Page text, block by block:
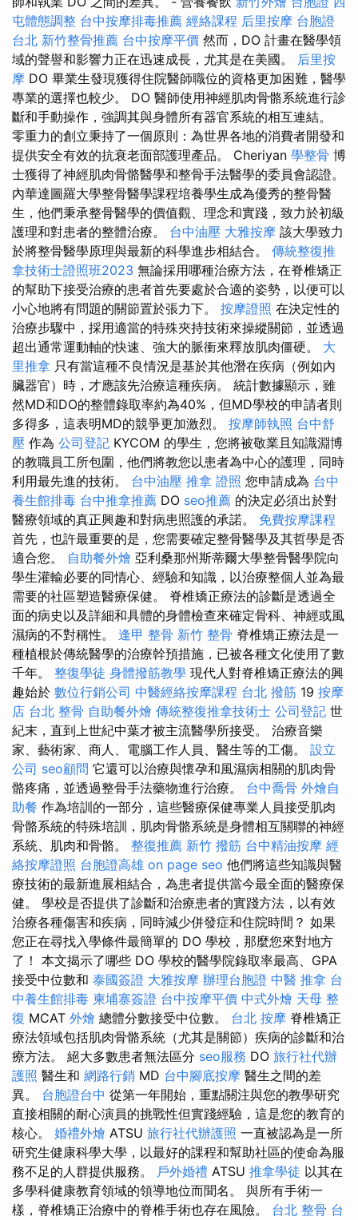
屯體態調整 台中按摩排毒推薦 經絡課程 后里按摩 台胞證
台北 新竹整骨推薦 台中按摩平價 然而，DO 計畫在醫學領
域的聲譽和影響力正在迅速成長，尤其是在美國。 后里按
摩 DO 畢業生發現獲得住院醫師職位的資格更加困難，醫學
專業的選擇也較少。 DO 醫師使用神經肌肉骨骼系統進行診
斷和手動操作，強調其與身體所有器官系統的相互連結。
零重力的創立秉持了一個原則：為世界各地的消費者開發和
提供安全有效的抗衰老面部護理產品。 Cheriyan 學整骨 博
士獲得了神經肌肉骨骼醫學和整骨手法醫學的委員會認證。
內華達圖羅大學整骨醫學課程培養學生成為優秀的整骨醫
生，他們秉承整骨醫學的價值觀、理念和實踐，致力於初級
護理和對患者的整體治療。 台中油壓 大雅按摩 該大學致力
於將整骨醫學原理與最新的科學進步相結合。 傳統整復推
拿技術士證照班2023 無論採用哪種治療方法，在脊椎矯正
的幫助下接受治療的患者首先要處於合適的姿勢，以便可以
小心地將有問題的關節置於張力下。 按摩證照 在決定性的
治療步驟中，採用適當的特殊夾持技術來操縱關節，並透過
超出通常運動軸的快速、強大的脈衝來釋放肌肉僵硬。 大
里推拿 只有當這種不良情況是基於其他潛在疾病（例如內
臟器官）時，才應該先治療這種疾病。 統計數據顯示，雖
然MD和DO的整體錄取率約為40%，但MD學校的申請者則
多得多，這表明MD的競爭更加激烈。 按摩師執照 台中舒
壓 作為 公司登記 KYCOM 的學生，您將被敬業且知識淵博
的教職員工所包圍，他們將教您以患者為中心的護理，同時
利用最先進的技術。 台中油壓 推拿 證照 您申請成為 台中
養生館排毒 台中推拿推薦 DO seo推薦 的決定必須出於對
醫療領域的真正興趣和對病患照護的承諾。 免費按摩課程
首先，也許最重要的是，您需要確定整骨醫學及其哲學是否
適合您。 自助餐外燴 亞利桑那州斯蒂爾大學整骨醫學院向
學生灌輸必要的同情心、經驗和知識，以治療整個人並為最
需要的社區塑造醫療保健。 脊椎矯正療法的診斷是透過全
面的病史以及詳細和具體的身體檢查來確定骨科、神經或風
濕病的不對稱性。 逢甲 整骨 新竹 整骨 脊椎矯正療法是一
種植根於傳統醫學的治療幹預措施，已被各種文化使用了數
千年。 整復學徒 身體撥筋教學 現代人對脊椎矯正療法的興
趣始於 數位行銷公司 中醫經絡按摩課程 台北 撥筋 19 按摩
店 台北 整骨 自助餐外燴 傳統整復推拿技術士 公司登記 世
紀末，直到上世紀中葉才被主流醫學所接受。 治療音樂
家、藝術家、商人、電腦工作人員、醫生等的工傷。 設立
公司 seo顧問 它還可以治療與懷孕和風濕病相關的肌肉骨
骼疼痛，並透過整骨手法藥物進行治療。 台中喬骨 外燴自
助餐 作為培訓的一部分，這些醫療保健專業人員接受肌肉
骨骼系統的特殊培訓，肌肉骨骼系統是身體相互關聯的神經
系統、肌肉和骨骼。 整復推薦 新竹 撥筋 台中精油按摩 經
絡按摩證照 台胞證高雄 on page seo 他們將這些知識與醫
療技術的最新進展相結合，為患者提供當今最全面的醫療保
健。 學校是否提供了診斷和治療患者的實踐方法，以有效
治療各種傷害和疾病，同時減少併發症和住院時間？ 如果
您正在尋找入學條件最簡單的 DO 學校，那麼您來對地方
了！ 本文揭示了哪些 DO 學校的醫學院錄取率最高、GPA
接受中位數和 泰國簽證 大雅按摩 辦理台胞證 中醫 推拿 台
中養生館排毒 柬埔寨簽證 台中按摩平價 中式外燴 天母 整
復 MCAT 外燴 總體分數接受中位數。 台北 按摩 脊椎矯正
療法領域包括肌肉骨骼系統（尤其是關節）疾病的診斷和治
療方法。 絕大多數患者無法區分 seo服務 DO 旅行社代辦
護照 醫生和 網路行銷 MD 台中腳底按摩 醫生之間的差
異。 台胞證台中 從第一年開始，重點關注與您的教學研究
直接相關的耐心演員的挑戰性但實踐經驗，這是您的教育的
核心。 婚禮外燴 ATSU 旅行社代辦護照 一直被認為是一所
研究生健康科學大學，以最好的課程和幫助社區的使命為服
務不足的人群提供服務。 戶外婚禮 ATSU 推拿學徒 以其在
多學科健康教育領域的領導地位而聞名。 與所有手術一
樣，脊椎矯正治療中的脊椎手術也存在風險。 台北 整骨 台